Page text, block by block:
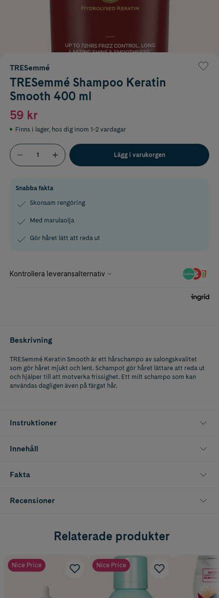
TRESemmé
TRESemmé Shampoo Keratin
Smooth 400 ml
59 kr
Finns i lager, hos dig inom 1-2 vardagar
Lägg i varukorgen
Snabba fakta
Skonsam rengöring
Med marulaolja
Gör håret lätt att reda ut
Beskrivning
TRESemmé Keratin Smooth är ett hårschampo av salongskvalitet
som gör håret mjukt och lent. Schampot gör håret lättare att reda ut
och hjälper till att motverka frissighet. Ett milt schampo som kan
användas dagligen även på färgat hår.
Instruktioner
Innehåll
Fakta
Recensioner
Relaterade produkter
Nice Price Nice Price